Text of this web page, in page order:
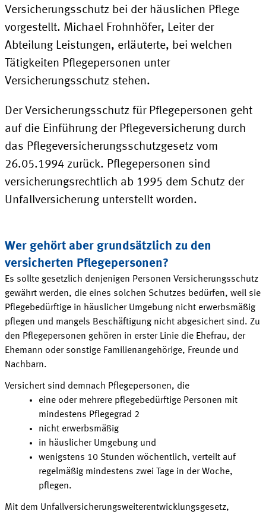
Versicherungsschutz bei der häuslichen Pflege
vorgestellt. Michael Frohnhöfer, Leiter der
Abteilung Leistungen, erläuterte, bei welchen
Tätigkeiten Pflegepersonen unter
Versicherungsschutz stehen.
Der Versicherungsschutz für Pflegepersonen geht
auf die Einführung der Pflegeversicherung durch
das Pflegeversicherungsschutzgesetz vom
26.05.1994 zurück. Pflegepersonen sind
versicherungsrechtlich ab 1995 dem Schutz der
Unfallversicherung unterstellt worden.
Wer gehört aber grundsätzlich zu den
versicherten Pflegepersonen?
Es sollte gesetzlich denjenigen Personen Versicherungsschutz
gewährt werden, die eines solchen Schutzes bedürfen, weil sie
Pflegebedürftige in häuslicher Umgebung nicht erwerbsmäßig
pflegen und mangels Beschäftigung nicht abgesichert sind. Zu
den Pflegepersonen gehören in erster Linie die Ehefrau, der
Ehemann oder sonstige Familienangehörige, Freunde und
Nachbarn.
Versichert sind demnach Pflegepersonen, die
eine oder mehrere pflegebedürftige Personen mit
mindestens Pflegegrad 2
nicht erwerbsmäßig
in häuslicher Umgebung und
wenigstens 10 Stunden wöchentlich, verteilt auf
regelmäßig mindestens zwei Tage in der Woche,
pflegen.
Mit dem Unfallversicherungsweiterentwicklungsgesetz,